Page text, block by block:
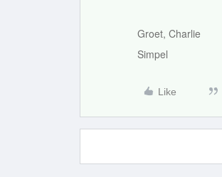
Groet, Charlie
Simpel
Like